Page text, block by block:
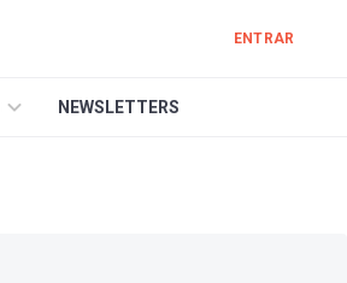
ENTRAR
NEWSLETTERS